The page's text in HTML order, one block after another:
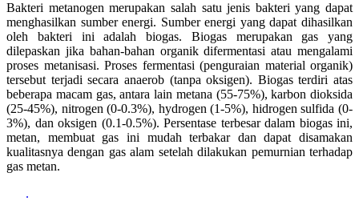
Bakteri metanogen merupakan salah satu jenis bakteri yang dapat
menghasilkan sumber energi. Sumber energi yang dapat dihasilkan
oleh bakteri ini adalah biogas. Biogas merupakan gas yang
dilepaskan jika bahan-bahan organik difermentasi atau mengalami
proses metanisasi. Proses fermentasi (penguraian material organik)
tersebut terjadi secara anaerob (tanpa oksigen). Biogas terdiri atas
beberapa macam gas, antara lain metana (55-75%), karbon dioksida
(25-45%), nitrogen (0-0.3%), hydrogen (1-5%), hidrogen sulfida (0-
3%), dan oksigen (0.1-0.5%). Persentase terbesar dalam biogas ini,
metan, membuat gas ini mudah terbakar dan dapat disamakan
kualitasnya dengan gas alam setelah dilakukan pemurnian terhadap
gas metan.
.